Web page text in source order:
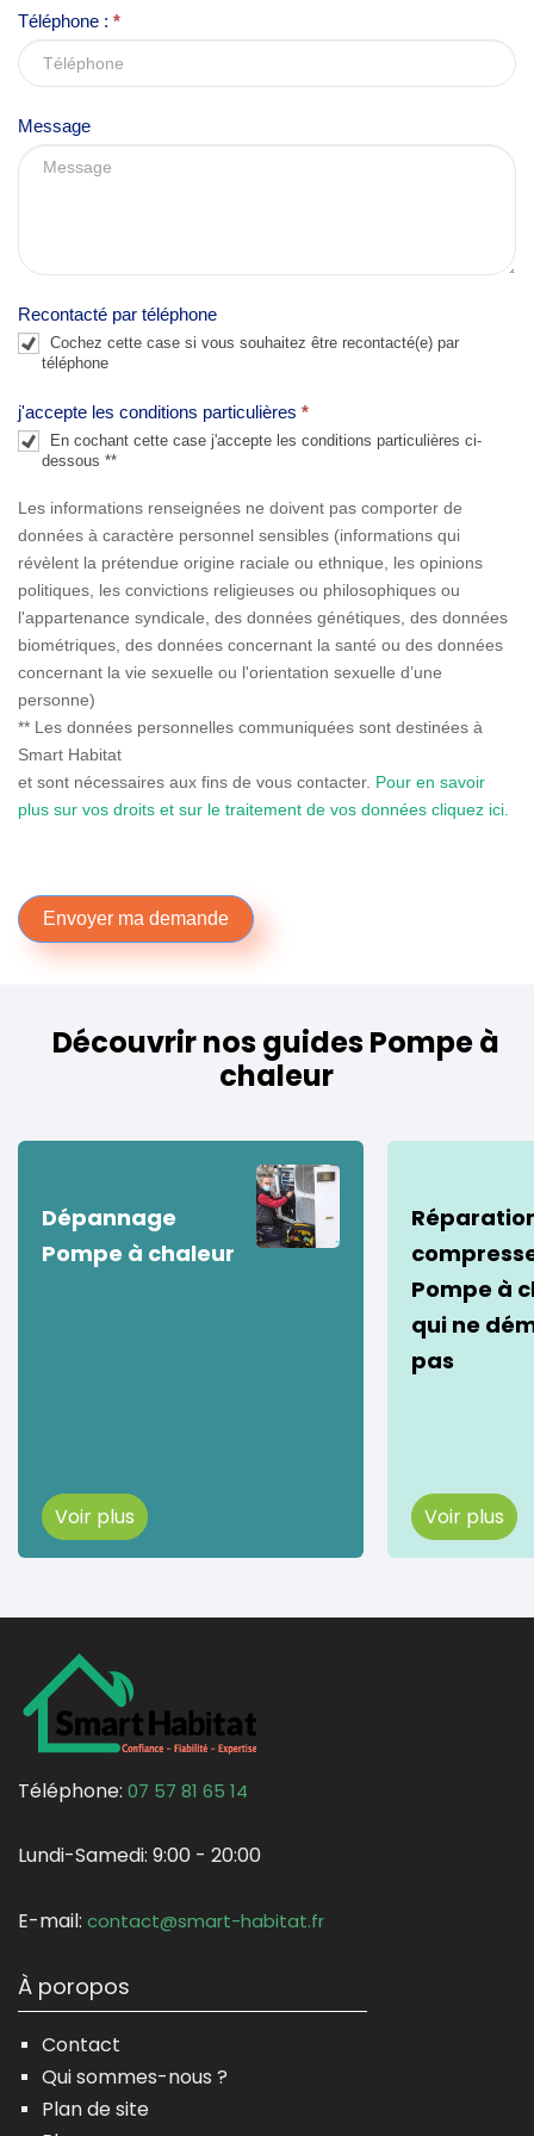
Téléphone : *
Message
Recontacté par téléphone
Cochez cette case si vous souhaitez être recontacté(e) par
téléphone
j'accepte les conditions particulières *
En cochant cette case j'accepte les conditions particulières ci-
dessous **
Les informations renseignées ne doivent pas comporter de
données à caractère personnel sensibles (informations qui
révèlent la prétendue origine raciale ou ethnique, les opinions
politiques, les convictions religieuses ou philosophiques ou
l'appartenance syndicale, des données génétiques, des données
biométriques, des données concernant la santé ou des données
concernant la vie sexuelle ou l'orientation sexuelle d’une
personne)
** Les données personnelles communiquées sont destinées à
Smart Habitat
et sont nécessaires aux fins de vous contacter. Pour en savoir
plus sur vos droits et sur le traitement de vos données cliquez ici.
i
i
e
b
a
n
.
Envoyer ma demande
Découvrir nos guides Pompe à
chaleur
Dépannage
Pompe à chaleur
Voir plus
Pompe à
qui ne
pas
Voir plus
Téléphone: 07 57 81 65 14
Lundi-Samedi: 9:00 - 20:00
E-mail: contact@smart-habitat.fr
À poropos
Contact
Qui sommes-nous ?
Plan de site